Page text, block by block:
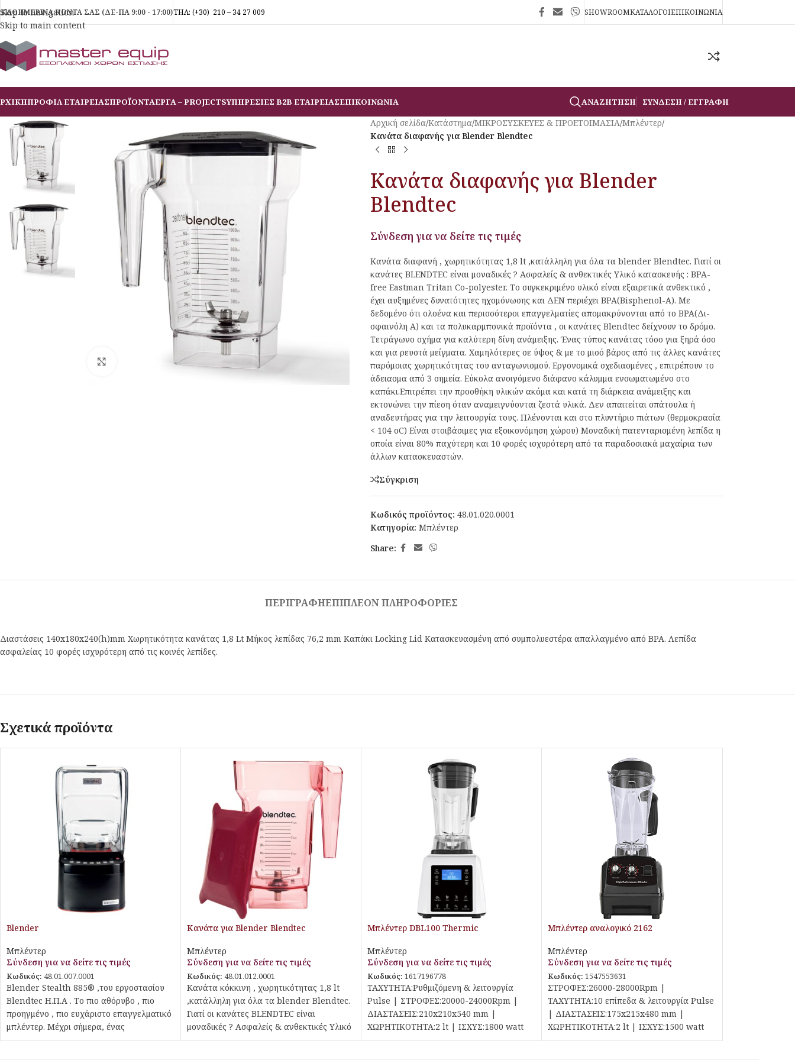
Skip to navigation
Skip to main content
ΚΑΘΗΜΕΡΙΝΑ ΚΟΝΤΑ ΣΑΣ (ΔΕ-ΠΑ 9:00 - 17:00)ΤΗΛ: (+30) 210 – 34 27 009 SHOWROOMΚΑΤΑΛΟΓΟΙΕΠΙΚΟΙΝΩΝΙΑ
ΠΡΟΦΙΛ ΕΤΑΙΡΕΙΑΣΠΡΟΪΟΝΤΑΕΡΓΑ – PROJECTSΥΠΗΡΕΣΙΕΣ B2B ΕΤΑΙΡΕΙΑΣΕΠΙΚΟΙΝΩΝΙΑ ΑΝΑΖΉΤΗΣΗ ΣΎΝΔΕΣΗ / ΕΓΓΡΑΦΉ
Κλικ για μεγέθυνση
Αρχική σελίδα/Κατάστημα/ΜΙΚΡΟΣΥΣΚΕΥΕΣ & ΠΡΟΕΤΟΙΜΑΣΙΑ/Μπλέντερ/
Κανάτα διαφανής για Blender Blendtec
Κανάτα διαφανής για Blender
Blendtec
Σύνδεση για να δείτε τις τιμές
Κανάτα διαφανή , χωρητικότητας 1,8 lt ,κατάλληλη για όλα τα blender Blendtec. Γιατί οι
κανάτες BLENDTEC είναι μοναδικές ? Ασφαλείς & ανθεκτικές Υλικό κατασκευής : BPA-
free Eastman Tritan Co-polyester. Tο συγκεκριμένο υλικό είναι εξαιρετικά ανθεκτικό ,
έχει αυξημένες δυνατότητες ηχομόνωσης και ΔΕΝ περιέχει ΒΡΑ(Bisphenol-A). Με
δεδομένο ότι ολοένα και περισσότεροι επαγγελματίες απομακρύνονται από το ΒΡΑ(Δι-
σφαινόλη Α) και τα πολυκαρμπονικά προϊόντα , οι κανάτες Blendtec δείχνουν το δρόμο.
Τετράγωνο σχήμα για καλύτερη δίνη ανάμειξης. Ένας τύπος κανάτας τόσο για ξηρά όσο
και για ρευστά μείγματα. Χαμηλότερες σε ύψος & με το μισό βάρος από τις άλλες κανάτες
παρόμοιας χωρητικότητας του ανταγωνισμού. Εργονομικά σχεδιασμένες , επιτρέπουν το
άδειασμα από 3 σημεία. Εύκολα ανοιγόμενο διάφανο κάλυμμα ενσωματωμένο στο
καπάκι.Επιτρέπει την προσθήκη υλικών ακόμα και κατά τη διάρκεια ανάμειξης και
εκτονώνει την πίεση όταν αναμειγνύονται ζεστά υλικά. Δεν απαιτείται σπάτουλα ή
αναδευτήρας για την λειτουργία τους. Πλένονται και στο πλυντήριο πιάτων (θερμοκρασία
< 104 oC) Είναι στοιβάσιμες για εξοικονόμηση χώρου) Μοναδική πατενταρισμένη λεπίδα η
οποία είναι 80% παχύτερη και 10 φορές ισχυρότερη από τα παραδοσιακά μαχαίρια των
άλλων κατασκευαστών.
Σύγκριση
Κωδικός προϊόντος: 48.01.020.0001
Κατηγορία: Μπλέντερ
Share:
ΠΕΡΙΓΡΑΦΉΕΠΙΠΛΈΟΝ ΠΛΗΡΟΦΟΡΊΕΣ
Διαστάσεις 140x180x240(h)mm Χωρητικότητα κανάτας 1,8 Lt Μήκος λεπίδας 76,2 mm Καπάκι Locking Lid Κατασκευασμένη από συμπολυεστέρα απαλλαγμένο από BPA. Λεπίδα
ασφαλείας 10 φορές ισχυρότερη από τις κοινές λεπίδες.
Σχετικά προϊόντα
Blender
Μπλέντερ
Σύνδεση για να δείτε τις τιμές
Κωδικός: 48.01.007.0001
Blender Stealth 885® ,του εργοστασίου
Blendtec Η.Π.Α . Το πιο αθόρυβο , πιο
προηγμένο , πιο ευχάριστο επαγγελματικό
μπλέντερ. Μέχρι σήμερα, ένας
συμβιβασμός ήταν αναπόφευκτος. Οι
Κανάτα για Blender Blendtec
Μπλέντερ
Σύνδεση για να δείτε τις τιμές
Κωδικός: 48.01.012.0001
Κανάτα κόκκινη , χωρητικότητας 1,8 lt
,κατάλληλη για όλα τα blender Blendtec.
Γιατί οι κανάτες BLENDTEC είναι
μοναδικές ? Ασφαλείς & ανθεκτικές Υλικό
κατασκευής : BPA-free Eastman Tritan
Μπλέντερ DBL100 Thermic
Μπλέντερ
Σύνδεση για να δείτε τις τιμές
Κωδικός: 1617196778
ΤΑΧΥΤΗΤΑ:Ρυθμιζόμενη & λειτουργία
Pulse | ΣΤΡΟΦΕΣ:20000-24000Rpm |
ΔΙΑΣΤΑΣΕΙΣ:210x210x540 mm |
ΧΩΡΗΤΙΚΟΤΗΤΑ:2 lt | ΙΣΧΥΣ:1800 watt
Μπλέντερ αναλογικό 2162
Μπλέντερ
Σύνδεση για να δείτε τις τιμές
Κωδικός: 1547553631
ΣΤΡΟΦΕΣ:26000-28000Rpm |
ΤΑΧΥΤΗΤΑ:10 επίπεδα & λειτουργία Pulse
| ΔΙΑΣΤΑΣΕΙΣ:175x215x480 mm |
ΧΩΡΗΤΙΚΟΤΗΤΑ:2 lt | ΙΣΧΥΣ:1500 watt